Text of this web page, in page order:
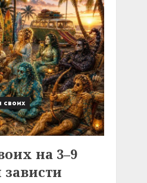
своих
на 3–9
зависти